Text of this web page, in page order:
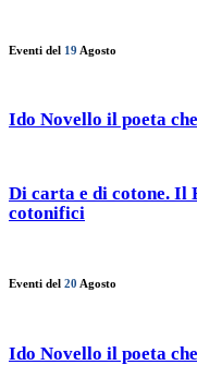
Eventi del 19 Agosto
Ido Novello il poeta
Di carta e di cotone. Il
cotonifici
Eventi del 20 Agosto
Ido Novello il poeta